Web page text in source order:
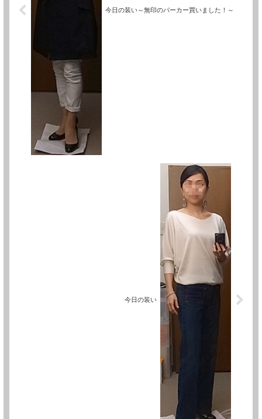
今日の装い～無印のパーカー買いました！～
今日の装い